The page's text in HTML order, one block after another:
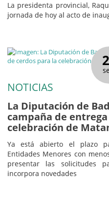
La presidenta provincial,
jornada de hoy al acto de
NOTICIAS
La Diputación de
campaña de
celebración de
Ya está abierto el plazo
Entidades Menores con
presentar las solicitudes
incorpora novedades